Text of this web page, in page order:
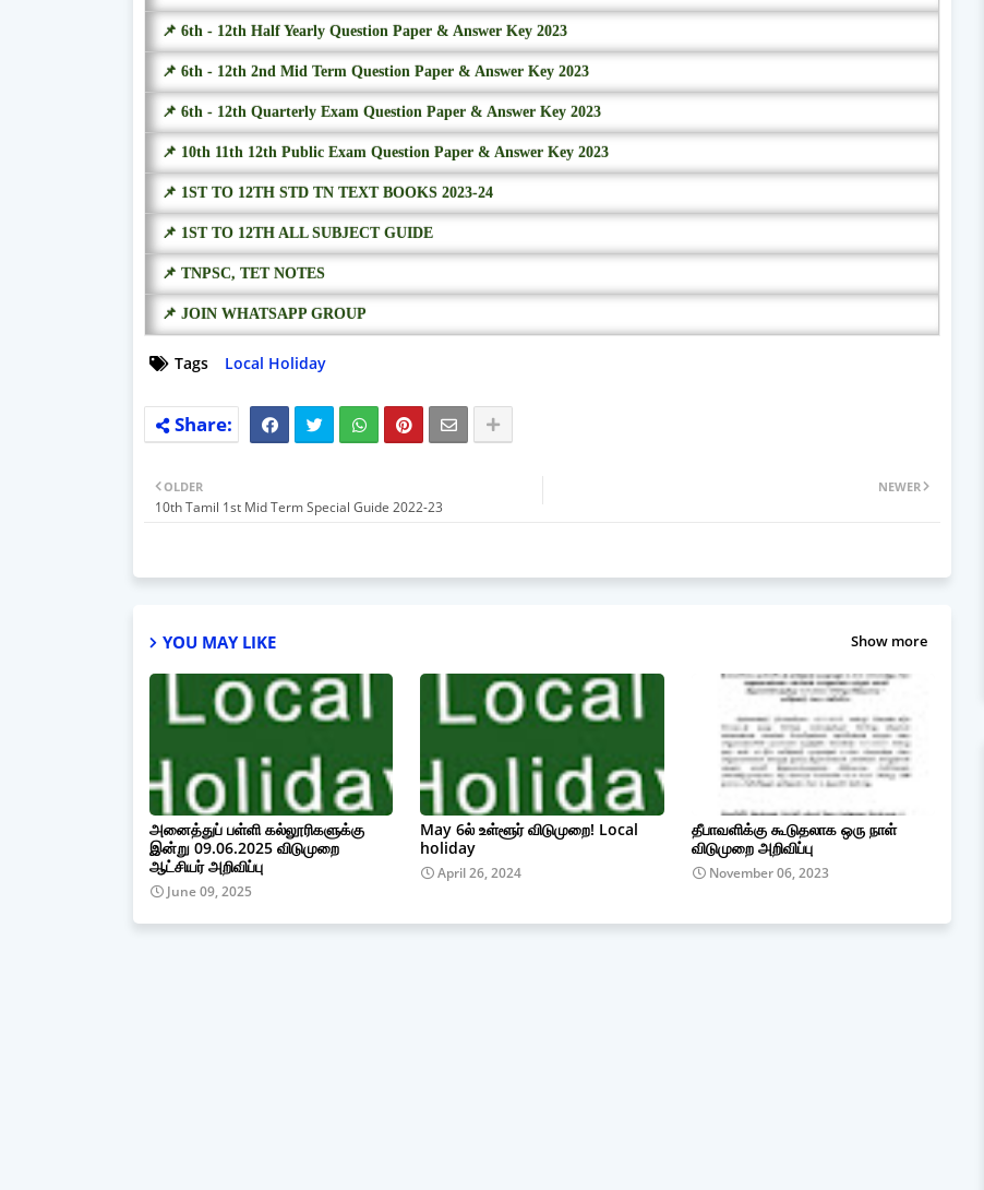
📌 6th - 12th Half Yearly Question Paper & Answer Key 2023
📌 6th - 12th 2nd Mid Term Question Paper & Answer Key 2023
📌 6th - 12th Quarterly Exam Question Paper & Answer Key 2023
📌 10th 11th 12th Public Exam Question Paper & Answer Key 2023
📌 1ST TO 12TH STD TN TEXT BOOKS 2023-24
📌 1ST TO 12TH ALL SUBJECT GUIDE
📌 TNPSC, TET NOTES
📌 JOIN WHATSAPP GROUP
Tags Local Holiday
NEWER
OLDER
10th Tamil 1st Mid Term Special Guide 2022-23
YOU MAY LIKE Show more
அனைத்துப் பள்ளி கல்லூரிகளுக்கு
இன்று 09.06.2025 விடுமுறை
ஆட்சியர் அறிவிப்பு
June 09, 2025
May 6ல் உள்ளூர் விடுமுறை! Local
holiday
April 26, 2024
தீபாவளிக்கு கூடுதலாக ஒரு நாள்
விடுமுறை அறிவிப்பு
November 06, 2023